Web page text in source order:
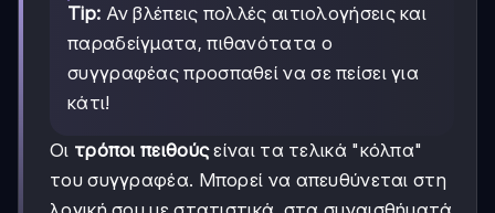
Tip: Αν βλέπεις πολλές αιτιολογήσεις και
παραδείγματα, πιθανότατα ο
συγγραφέας προσπαθεί να σε πείσει για
κάτι!
Οι τρόποι πειθούςείναι τα τελικά "κόλπα"
του συγγραφέα. Μπορεί να απευθύνεται στη